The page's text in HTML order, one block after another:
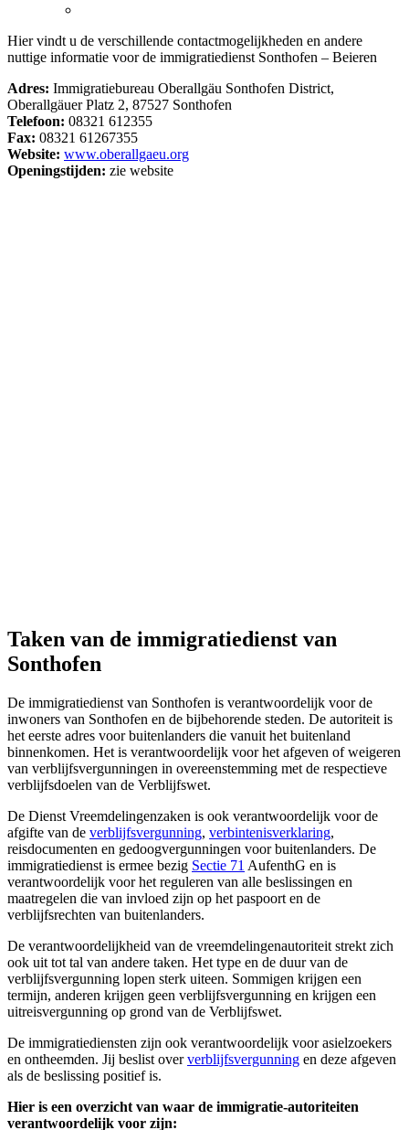
Hier vindt u de verschillende contactmogelijkheden en andere
nuttige informatie voor de immigratiedienst Sonthofen – Beieren
Adres: Immigratiebureau Oberallgäu Sonthofen District,
Oberallgäuer Platz 2, 87527 Sonthofen
Telefoon: 08321 612355
Fax: 08321 61267355
Website: www.oberallgaeu.org
Openingstijden: zie website
Taken van de immigratiedienst van
Sonthofen
De immigratiedienst van Sonthofen is verantwoordelijk voor de
inwoners van Sonthofen en de bijbehorende steden. De autoriteit is
het eerste adres voor buitenlanders die vanuit het buitenland
binnenkomen. Het is verantwoordelijk voor het afgeven of weigeren
van verblijfsvergunningen in overeenstemming met de respectieve
verblijfsdoelen van de Verblijfswet.
De Dienst Vreemdelingenzaken is ook verantwoordelijk voor de
afgifte van de verblijfsvergunning, verbintenisverklaring,
reisdocumenten en gedoogvergunningen voor buitenlanders. De
immigratiedienst is ermee bezig Sectie 71 AufenthG en is
verantwoordelijk voor het reguleren van alle beslissingen en
maatregelen die van invloed zijn op het paspoort en de
verblijfsrechten van buitenlanders.
De verantwoordelijkheid van de vreemdelingenautoriteit strekt zich
ook uit tot tal van andere taken. Het type en de duur van de
verblijfsvergunning lopen sterk uiteen. Sommigen krijgen een
termijn, anderen krijgen geen verblijfsvergunning en krijgen een
uitreisvergunning op grond van de Verblijfswet.
De immigratiediensten zijn ook verantwoordelijk voor asielzoekers
en ontheemden. Jij beslist oververblijfsvergunning en deze afgeven
als de beslissing positief is.
Hier is een overzicht van waar de immigratie-autoriteiten
verantwoordelijk voor zijn: